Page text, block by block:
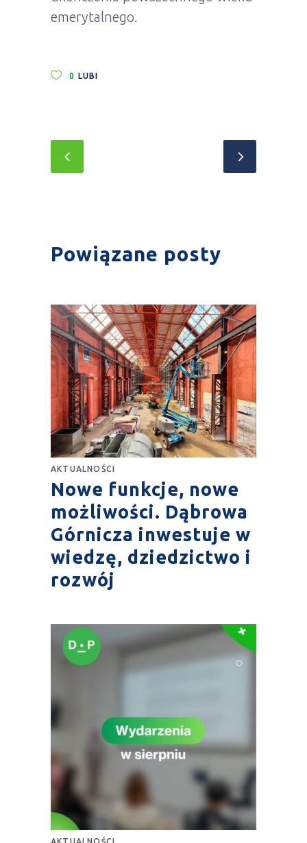
emerytalnego.
0 LUBI
Powiązane posty
AKTUALNOŚCI
Nowe funkcje, nowe
możliwości. Dąbrowa
Górnicza inwestuje w
wiedzę, dziedzictwo i
rozwój